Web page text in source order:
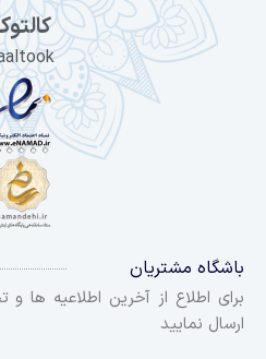
باشگاه مشتریان
برای اطلاع از آخرین اطلاعیه ها
ارسال نمایید